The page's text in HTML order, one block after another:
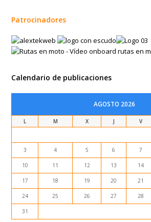
Patrocinadores
Calendario de publicaciones
AGOSTO 2026
L M X J V
3 4 5 6 7
10 11 12 13 14
17 18 19 20 21
24 25 26 27 28
31